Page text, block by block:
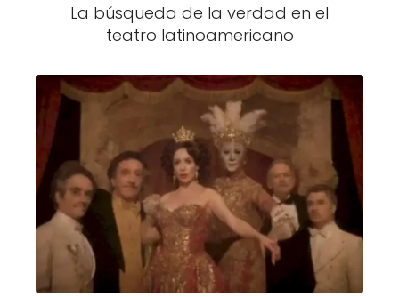
La búsqueda de la verdad en el
teatro latinoamericano